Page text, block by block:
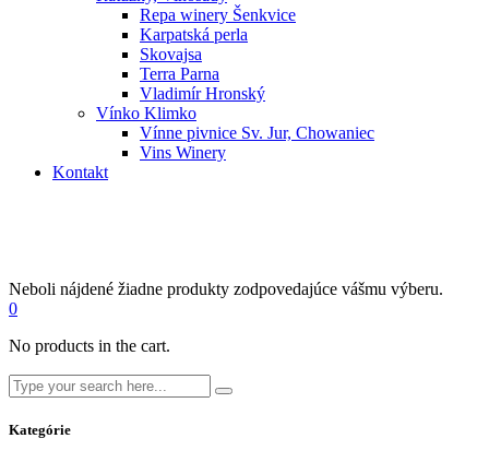
Repa winery Šenkvice
Karpatská perla
Skovajsa
Terra Parna
Vladimír Hronský
Vínko Klimko
Vínne pivnice Sv. Jur, Chowaniec
Vins Winery
Kontakt
Neboli nájdené žiadne produkty zodpovedajúce vášmu výberu.
0
No products in the cart.
Search
for:
Kategórie